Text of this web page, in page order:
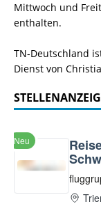
Mittwoch und
enthalten.
TN-Deutschland
Dienst von